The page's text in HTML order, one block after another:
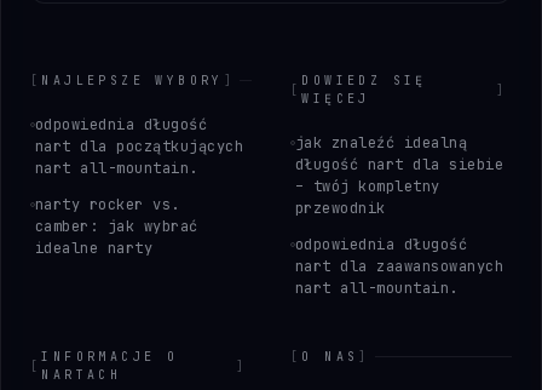
[ NAJLEPSZE WYBORY ]
odpowiednia długość
nart dla początkujących
nart all-mountain.
narty rocker vs.
camber: jak wybrać
idealne narty
[
DOWIEDZ SIĘ
WIĘCEJ
]
jak znaleźć idealną
długość nart dla siebie
– twój kompletny
przewodnik
odpowiednia długość
nart dla zaawansowanych
nart all-mountain.
[
INFORMACJE O
NARTACH
]
[ O NAS ]